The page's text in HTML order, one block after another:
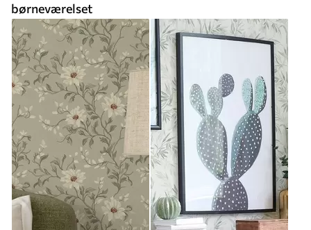
børneværelset